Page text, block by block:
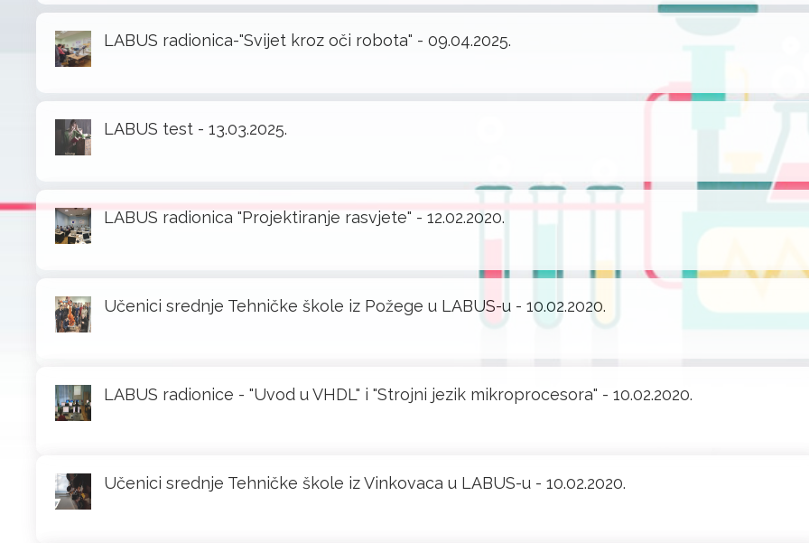
LABUS radionica-"Svijet kroz oči robota" - 09.04.2025.
LABUS test - 13.03.2025.
LABUS radionica "Projektiranje rasvjete" - 12.02.2020.
Učenici srednje Tehničke škole iz Požege u LABUS-u - 10.02.2020.
LABUS radionice - "Uvod u VHDL" i "Strojni jezik mikroprocesora" - 10.02.2020.
Učenici srednje Tehničke škole iz Vinkovaca u LABUS-u - 10.02.2020.